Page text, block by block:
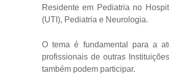
Residente em Pediatria no
(UTI), Pediatria e Neurologia.
O tema é fundamental para a
profissionais de outras
também podem participar.